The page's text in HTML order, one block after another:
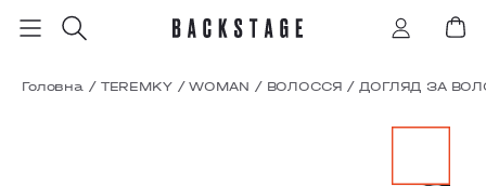
Головна / TEREMKY / WOMAN / ВОЛОССЯ / ДОГЛЯД ЗА